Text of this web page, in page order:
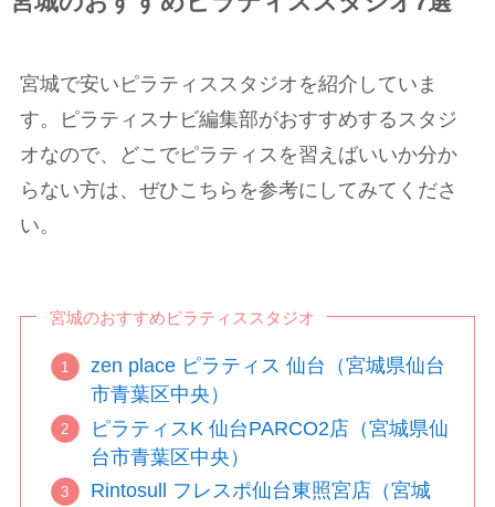
宮城で安いピラティススタジオを紹介していま
す。ピラティスナビ編集部がおすすめするスタジ
オなので、どこでピラティスを習えばいいか分か
らない方は、ぜひこちらを参考にしてみてくださ
い。
宮城のおすすめピラティススタジオ
zen place ピラティス 仙台（宮城県仙台
市青葉区中央）
ピラティスK 仙台PARCO2店（宮城県仙
台市青葉区中央）
Rintosull フレスポ仙台東照宮店（宮城